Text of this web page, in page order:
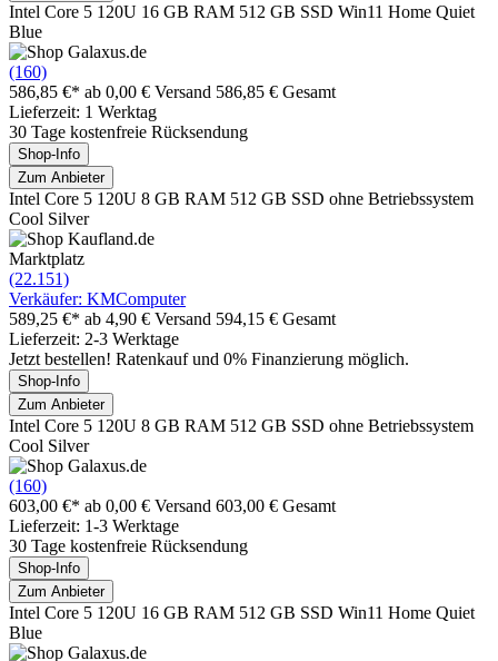
Intel Core 5 120U 16 GB RAM 512 GB SSD Win11 Home Quiet
Blue
(160)
586,85 €* ab 0,00 € Versand 586,85 € Gesamt
Lieferzeit: 1 Werktag
30 Tage kostenfreie Rücksendung
Shop-Info
Zum Anbieter
Intel Core 5 120U 8 GB RAM 512 GB SSD ohne Betriebssystem
Cool Silver
Marktplatz
(22.151)
Verkäufer: KMComputer
589,25 €* ab 4,90 € Versand 594,15 € Gesamt
Lieferzeit: 2-3 Werktage
Jetzt bestellen! Ratenkauf und 0% Finanzierung möglich.
Shop-Info
Zum Anbieter
Intel Core 5 120U 8 GB RAM 512 GB SSD ohne Betriebssystem
Cool Silver
(160)
603,00 €* ab 0,00 € Versand 603,00 € Gesamt
Lieferzeit: 1-3 Werktage
30 Tage kostenfreie Rücksendung
Shop-Info
Zum Anbieter
Intel Core 5 120U 16 GB RAM 512 GB SSD Win11 Home Quiet
Blue